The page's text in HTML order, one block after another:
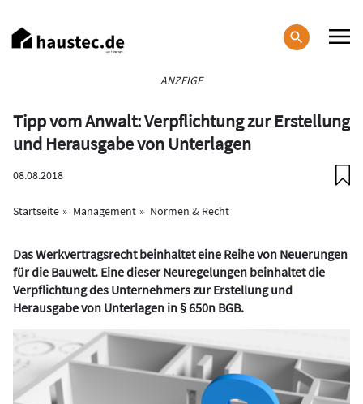
zum
Inhalt
ANZEIGE
Tipp vom Anwalt: Verpflichtung zur Erstellung
und Herausgabe von Unterlagen
08.08.2018
Startseite Management Normen & Recht
Das Werkvertragsrecht beinhaltet eine Reihe von Neuerungen
für die Bauwelt. Eine dieser Neuregelungen beinhaltet die
Verpflichtung des Unternehmers zur Erstellung und
Herausgabe von Unterlagen in § 650n BGB.